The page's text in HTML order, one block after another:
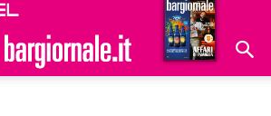
Hoteldomani